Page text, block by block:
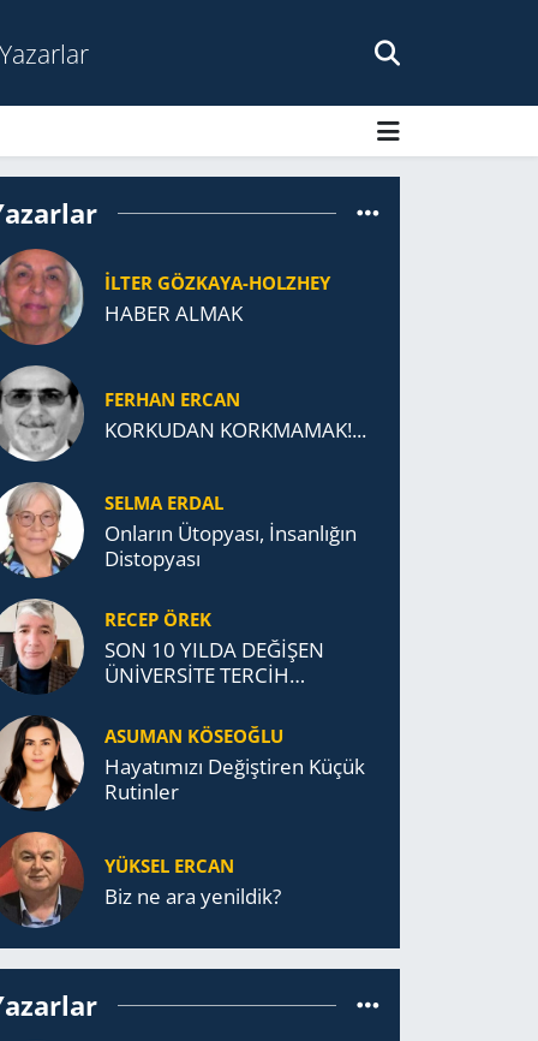
Yazarlar
İLTER GÖZKAYA-HOLZHEY
HABER ALMAK
FERHAN ERCAN
KORKUDAN KORKMAMAK!...
SELMA ERDAL
Onların Ütopyası, İnsanlığın
Distopyası
RECEP ÖREK
SON 10 YILDA DEĞİŞEN
ÜNİVERSİTE TERCİH
ASUMAN KÖSEOĞLU
Ha­ya­tı­mı­zı De­ğiş­ti­ren Küçük
Ru­tin­ler
YÜKSEL ERCAN
Biz ne ara yenildik?